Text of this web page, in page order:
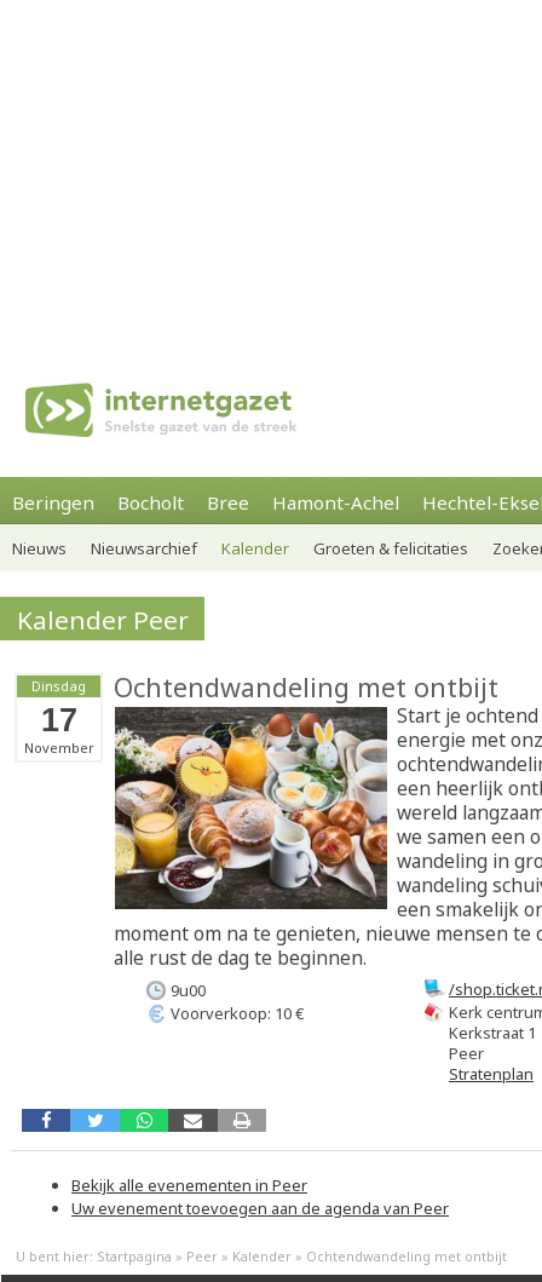
Beringen Bocholt Bree Hamont-Achel Hechtel-
Nieuws Nieuwsarchief Kalender Groeten & felicitaties
Kalender Peer
Dinsdag
17
November
Ochtendwandeling met ontbijt
Start je
energie met
een heerlijk
wereld
we samen een
wandeling in
wandeling
een smakelijk
moment om na te genieten, nieuwe mensen te
alle rust de dag te beginnen.
/
met-ontbijt-
Kerk
Kerkstraat 1
Peer
Stratenplan
9u00
Voorverkoop: 10 €
Bekijk alle evenementen in Peer
Uw evenement toevoegen aan de agenda van Peer
U bent hier: Startpagina » Peer » Kalender » Ochtendwandeling met ontbijt